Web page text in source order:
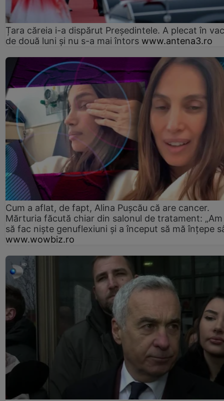
Țara căreia i-a dispărut Președintele. A plecat în
de două luni și nu s-a mai întors www.antena3.ro
Cum a aflat, de fapt, Alina Pușcău că are cancer.
Mărturia făcută chiar din salonul de tratament:
să fac niște genuflexiuni și a început să mă înțepe
www.wowbiz.ro